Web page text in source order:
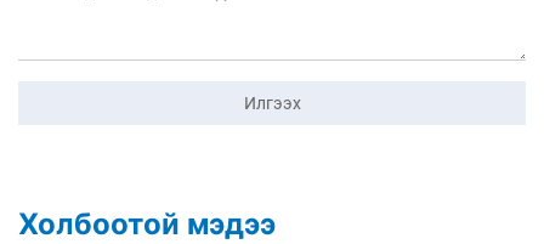
Илгээх
Холбоотой мэдээ